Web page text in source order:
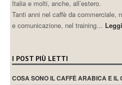
Italia e molti, anche, all’estero.
Tanti anni nel caffè da commerciale,
e comunicazione, nel training…
I POST PIÙ LETTI
COSA SONO IL CAFFÈ ARABICA E IL